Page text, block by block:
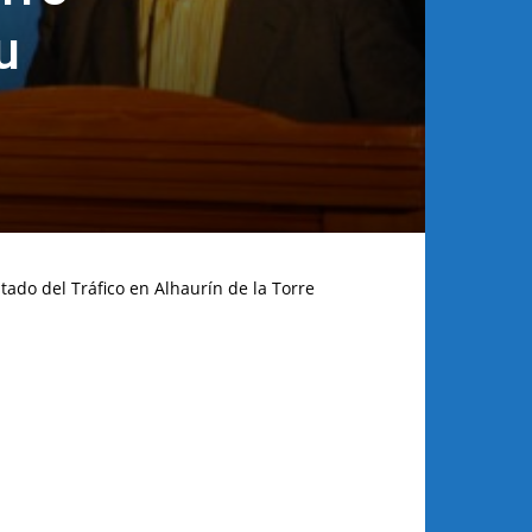
del Tráfico en Alhaurín de la Torre